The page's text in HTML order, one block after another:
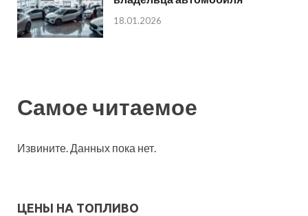
18.01.2026
Самое читаемое
Извините. Данных пока нет.
ЦЕНЫ НА ТОПЛИВО